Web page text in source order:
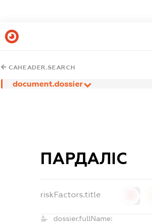
CAHEADER.SEARCH
document.dossier
ПАРДАЛІС
riskFactors.title
dossier.fullName: